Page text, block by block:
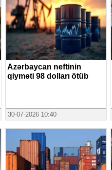
Azərbaycan neftinin
qiyməti 98 dolları ötüb
30-07-2026 10:40